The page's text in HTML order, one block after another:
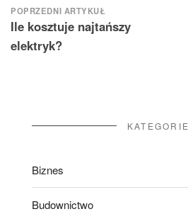
Nawigacja
wpisu
POPRZEDNI ARTYKUŁ
Ile kosztuje najtańszy
elektryk?
KATEGORIE
Biznes
Budownictwo